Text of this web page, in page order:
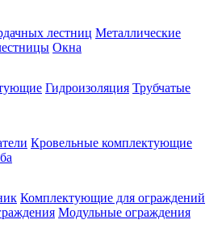
лестниц Металлические
Окна
Гидроизоляция Трубчатые
Кровельные комплектующие
Комплектующие для ограждений
Модульные ограждения